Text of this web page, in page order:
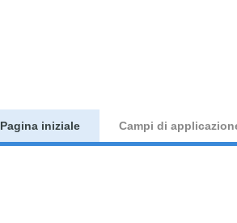
Pagina iniziale Campi di